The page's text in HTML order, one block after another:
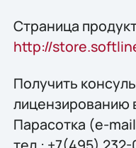
Страница
http://
Получить
лицензированию
Парасотка (e-